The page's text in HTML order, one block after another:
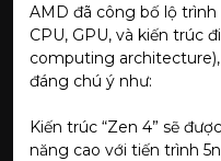
AMD đã công bố lộ
CPU, GPU, và kiến trúc
computing
đáng chú ý như:
Kiến trúc “Zen 4” sẽ
năng cao với tiến trình